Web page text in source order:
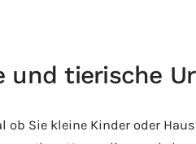
tierische
ob Sie kleine Kinder oder